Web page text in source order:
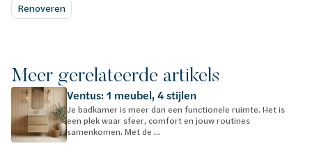
Renoveren
Meer gerelateerde artikels
Ventus: 1 meubel, 4 stijlen
Je badkamer is meer dan een functionele ruimte. Het is
een plek waar sfeer, comfort en jouw routines
samenkomen. Met de ...